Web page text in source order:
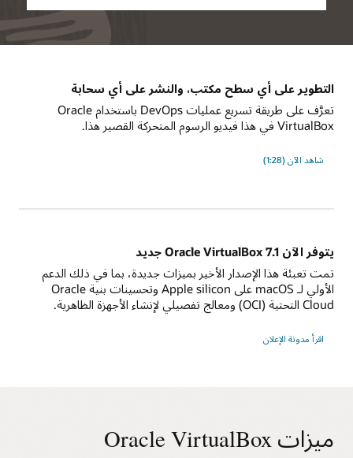
التطوير على أي سطح مكتب، والنشر على أي سحابة
تعرَّف على طريقة تسريع عمليات DevOps باستخدام Oracle
VirtualBox في هذا فيديو الرسوم المتحركة القصير هذا.
شاهد الآن (1:28)
يتوفر الآن Oracle VirtualBox 7.1 جديد
تمت تعبئة هذا الإصدار الأخير بميزات جديدة، بما في ذلك الدعم
الأولي لـ macOS على Apple silicon وتحسينات بنية Oracle
Cloud التحتية (OCI) ومعالج تفصيلي لإنشاء الأجهزة الظاهرية.
اقرأ مدونة الإعلان
ميزات Oracle VirtualBox